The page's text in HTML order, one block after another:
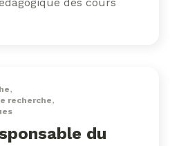
,
recherche,
du